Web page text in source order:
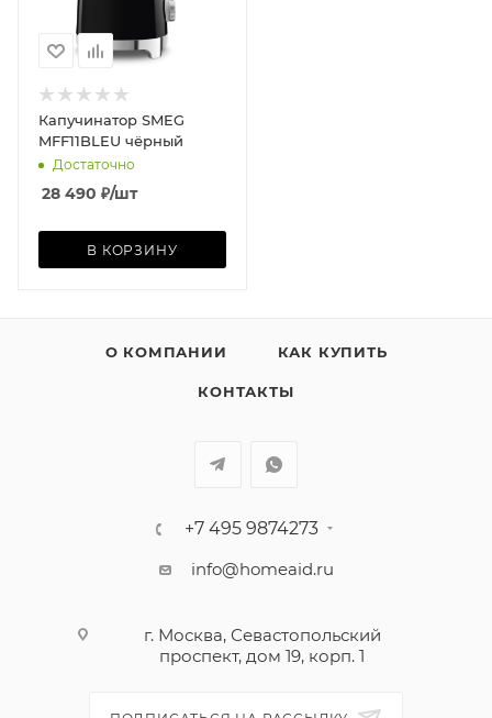
Капучинатор SMEG
MFF11BLEU чёрный
Достаточно
28 490 ₽/шт
В КОРЗИНУ
О КОМПАНИИ КАК КУПИТЬ
КОНТАКТЫ
+7 495 9874273
info@homeaid.ru
г. Москва, Севастопольский
проспект, дом 19, корп. 1